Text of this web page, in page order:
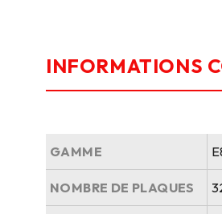
INFORMATIONS
GAMME
NOMBRE DE PLAQUES